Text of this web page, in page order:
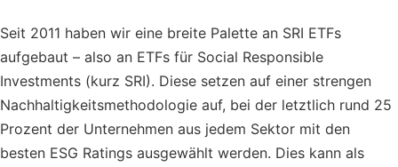
Seit 2011 haben wir eine breite Palette an SRI ETFs
aufgebaut – also an ETFs für Social Responsible
Investments (kurz SRI). Diese setzen auf einer strengen
Nachhaltigkeitsmethodologie auf, bei der letztlich rund 25
Prozent der Unternehmen aus jedem Sektor mit den
besten ESG Ratings ausgewählt werden. Dies kann als